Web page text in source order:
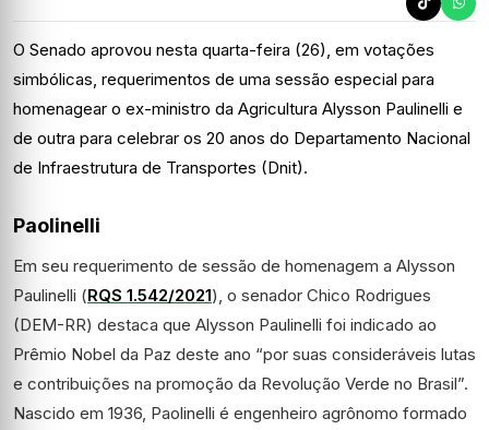
O Senado aprovou nesta quarta-feira (26), em votações
simbólicas, requerimentos de uma sessão especial para
homenagear o ex-ministro da Agricultura Alysson Paulinelli e
de outra para celebrar os 20 anos do Departamento Nacional
de Infraestrutura de Transportes (Dnit).
Paolinelli
Em seu requerimento de sessão de homenagem a Alysson
Paulinelli (RQS 1.542/2021), o senador Chico Rodrigues
(DEM-RR) destaca que Alysson Paulinelli foi indicado ao
Prêmio Nobel da Paz deste ano “por suas consideráveis lutas
e contribuições na promoção da Revolução Verde no Brasil”.
Nascido em 1936, Paolinelli é engenheiro agrônomo formado